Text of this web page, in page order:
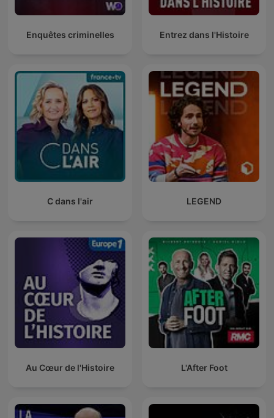
Enquêtes criminelles Entrez dans l'Histoire
C dans l'air LEGEND
Au Cœur de l'Histoire L'After Foot